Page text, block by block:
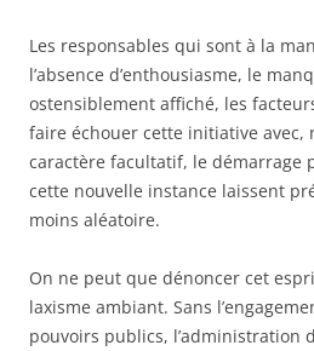
Les responsables qui sont à la
l’absence d’enthousiasme, le
ostensiblement affiché, les
faire échouer cette initiative avec,
caractère facultatif, le démarrage
cette nouvelle instance laissent
moins aléatoire.
On ne peut que dénoncer cet
laxisme ambiant. Sans
pouvoirs publics, l’administration